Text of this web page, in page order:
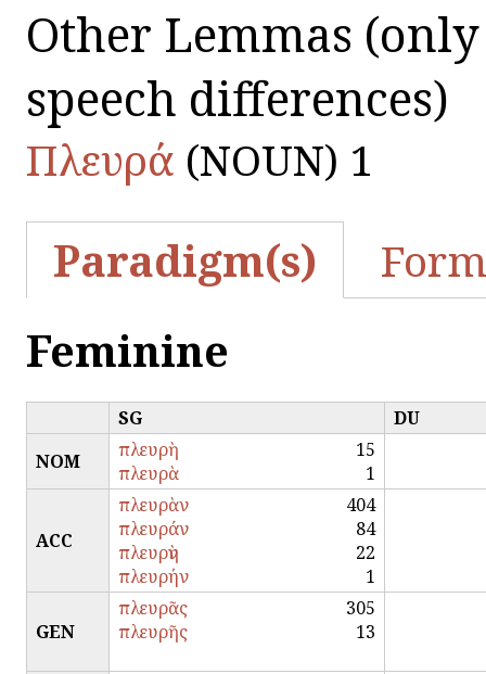
Other Lemmas
speech differences)
Πλευρά (NOUN) 1
Paradigm(s)
Feminine
SG
DU
NOM
πλευρὴ
15
πλευρὰ
1
ACC
πλευρὰν
404
πλευράν
84
πλευρὴν
22
πλευρήν
1
GEN
πλευρᾶς
305
πλευρῆς
13